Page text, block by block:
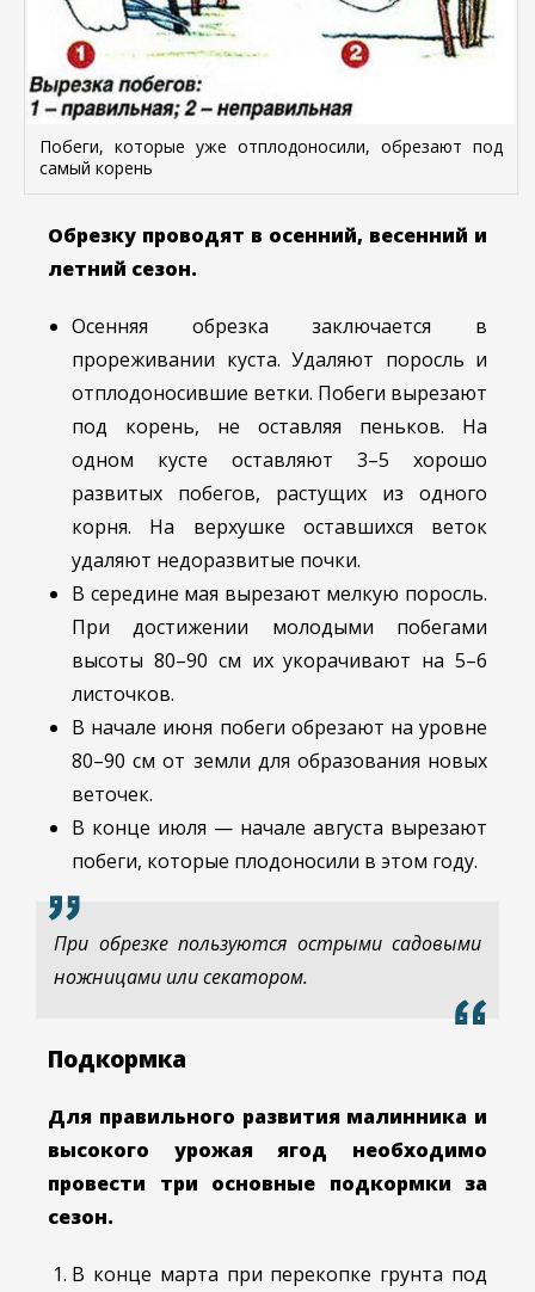
Побеги, которые уже отплодоносили, обрезают под
самый корень
Обрезку проводят в осенний, весенний и
летний сезон.
Осенняя обрезка заключается в
прореживании куста. Удаляют поросль и
отплодоносившие ветки. Побеги вырезают
под корень, не оставляя пеньков. На
одном кусте оставляют 3–5 хорошо
развитых побегов, растущих из одного
корня. На верхушке оставшихся веток
удаляют недоразвитые почки.
В середине мая вырезают мелкую поросль.
При достижении молодыми побегами
высоты 80–90 см их укорачивают на 5–6
листочков.
В начале июня побеги обрезают на уровне
80–90 см от земли для образования новых
веточек.
В конце июля — начале августа вырезают
побеги, которые плодоносили в этом году.
При обрезке пользуются острыми садовыми
ножницами или секатором.
Подкормка
Для правильного развития малинника и
высокого урожая ягод необходимо
провести три основные подкормки за
сезон.
В конце марта при перекопке грунта под